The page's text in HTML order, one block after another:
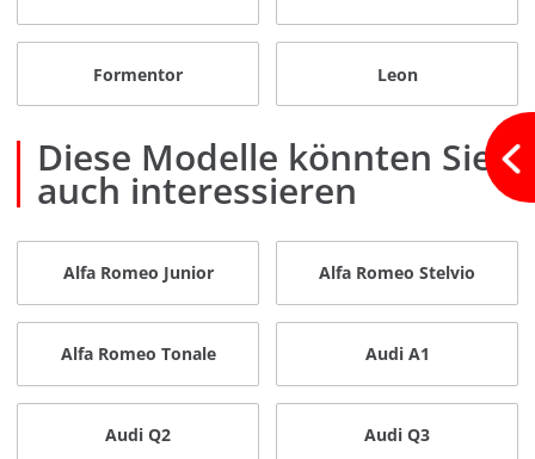
Formentor Leon
Diese Modelle könnten Sie
auch interessieren
Alfa Romeo Junior Alfa Romeo Stelvio
Alfa Romeo Tonale Audi A1
Audi Q2 Audi Q3